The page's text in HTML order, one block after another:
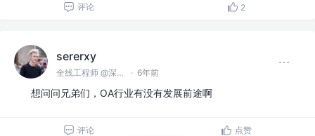
评论 2
sererxy
全线工程师 @深圳某公司 · 6年前
想问问兄弟们，OA行业有没有发展前途啊
评论 点赞